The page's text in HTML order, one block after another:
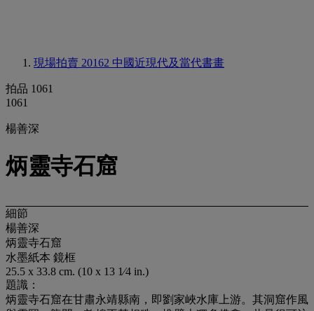
現場拍賣 20162 中國近現代及當代書畫
拍品 1061
1061
楊善深
炳靈寺石窟
細節
楊善深
炳靈寺石窟
水墨紙本 鏡框
25.5 x 33.8 cm. (10 x 13 1⁄4 in.)
題識：
炳靈寺石窟在甘肅永靖縣南，即劉家峽水庫上游。其洞窟作風